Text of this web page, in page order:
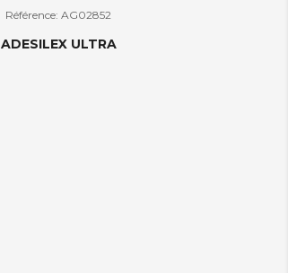
Référence: AG02852
ADESILEX ULTRA